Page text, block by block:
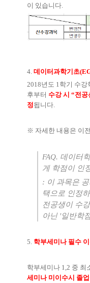
이 있습니다.
4. 데이터과학기초
2018년도 1 학기 수강
후부터 수강 시 “전공
정됩니다
※ 자세한 내용은 이
FAQ. 데이터
게 학점이 인
: 이 과목은
택으로 인정
전공생이 수
아닌 '일반학
5. 학부세미나 필수
학부세미나 1,2 중 최
세미나 미이수시 졸